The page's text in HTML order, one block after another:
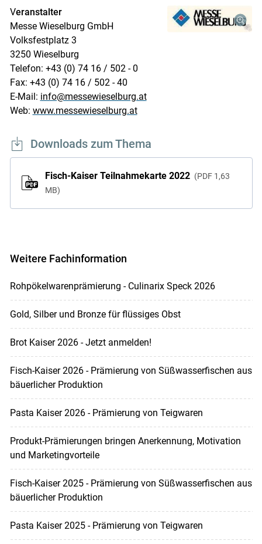
Veranstalter
Messe Wieselburg GmbH
Volksfestplatz 3
3250 Wieselburg
Telefon: +43 (0) 74 16 / 502 - 0
Fax: +43 (0) 74 16 / 502 - 40
E-Mail: info@messewieselburg.at
Web: www.messewieselburg.at
Downloads zum Thema
Fisch-Kaiser Teilnahmekarte 2022 PDF 1,63
MB
Weitere Fachinformation
Rohpökelwarenprämierung - Culinarix Speck 2026
Gold, Silber und Bronze für flüssiges Obst
Brot Kaiser 2026 - Jetzt anmelden!
Fisch-Kaiser 2026 - Prämierung von Süßwasserfischen aus
bäuerlicher Produktion
Pasta Kaiser 2026 - Prämierung von Teigwaren
Produkt-Prämierungen bringen Anerkennung, Motivation
und Marketingvorteile
Fisch-Kaiser 2025 - Prämierung von Süßwasserfischen aus
bäuerlicher Produktion
Pasta Kaiser 2025 - Prämierung von Teigwaren